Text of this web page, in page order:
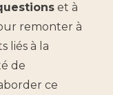
et à
remonter à
liés à la
de
ce